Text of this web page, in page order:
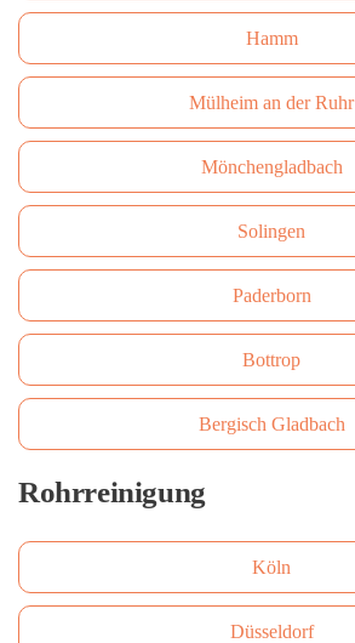
Hamm
Mülheim an der Ruhr
Mönchengladbach
Solingen
Paderborn
Bottrop
Bergisch Gladbach
Rohrreinigung
Köln
Düsseldorf